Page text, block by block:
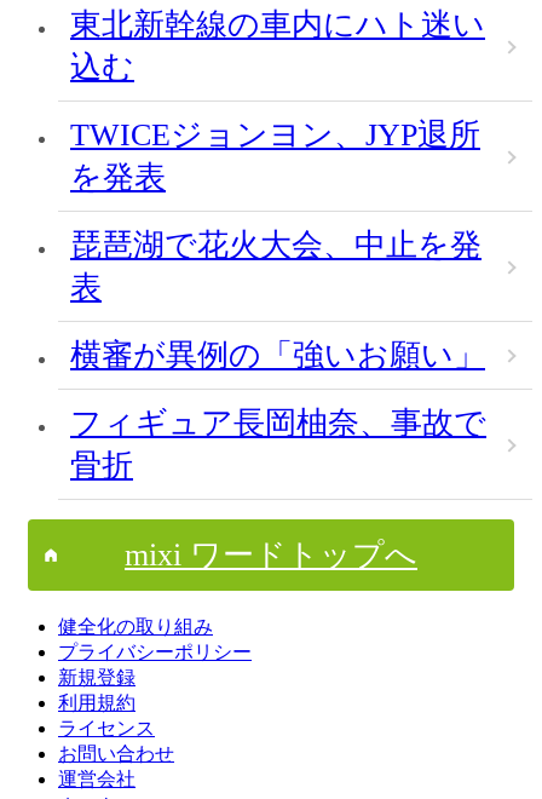
東北新幹線の車内にハト迷い
込む
TWICEジョンヨン、JYP退所
を発表
琵琶湖で花火大会、中止を発
表
横審が異例の「強いお願い」
フィギュア長岡柚奈、事故で
骨折
mixi ワードトップへ
健全化の取り組み
プライバシーポリシー
新規登録
利用規約
ライセンス
お問い合わせ
運営会社